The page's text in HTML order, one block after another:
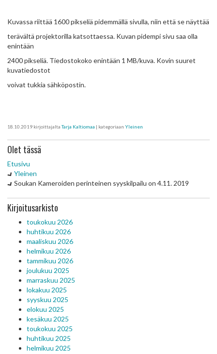
Kuvassa riittää 1600 pikseliä pidemmällä sivulla, niin että se näyttää
terävältä projektorilla katsottaessa. Kuvan pidempi sivu saa olla
enintään
2400 pikseliä. Tiedostokoko enintään 1 MB/kuva. Kovin suuret
kuvatiedostot
voivat tukkia sähköpostin.
18.10.2019 kirjoittajaltaTarja Kaltiomaa | kategoriaan Yleinen
Olet tässä
Etusivu
Yleinen
Soukan Kameroiden perinteinen syyskilpailu on 4.11. 2019
Kirjoitusarkisto
toukokuu 2026
huhtikuu 2026
maaliskuu 2026
helmikuu 2026
tammikuu 2026
joulukuu 2025
marraskuu 2025
lokakuu 2025
syyskuu 2025
elokuu 2025
kesäkuu 2025
toukokuu 2025
huhtikuu 2025
helmikuu 2025